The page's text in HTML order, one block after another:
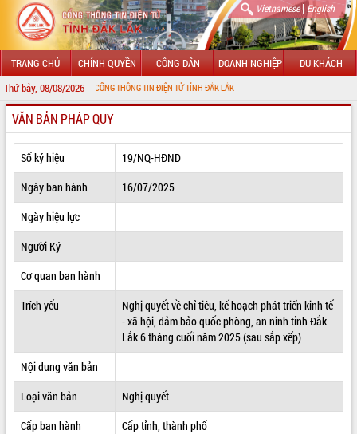
Vietnamese| English
TRANG CHỦ CHÍNH QUYỀN CÔNG DÂN DOANH NGHIỆP DU KHÁCH
Thứ bảy, 08/08/2026
MỪNG ĐẾN VỚI CỔNG THÔNG TIN ĐIỆN TỬ TỈNH ĐẮK LẮK
GIỚI THIỆU
LÃNH ĐẠO UBND TỈNH
TIN TỨC SỰ KIỆN
SỞ, BAN, NGÀNH
UBND CÁC XÃ, PHƯỜNG
THÔNG TIN CHỈ ĐẠO ĐIỀU HÀNH
HỆ THỐNG VĂN BẢN
ĐIỂM TIN VĂN BẢN
QUY HOẠCH - KẾ HOẠCH
VĂN BẢN PHÁP QUY
Số ký hiệu
19/NQ-HĐND
Ngày ban hành
16/07/2025
Ngày hiệu lực
Người Ký
Cơ quan ban hành
Trích yếu
Nghị quyết về chỉ tiêu, kế hoạch phát triển kinh tế
- xã hội, đảm bảo quốc phòng, an ninh tỉnh Đắk
Lắk 6 tháng cuối năm 2025 (sau sắp xếp)
Nội dung văn bản
Loại văn bản
Nghị quyết
Cấp ban hành
Cấp tỉnh, thành phố